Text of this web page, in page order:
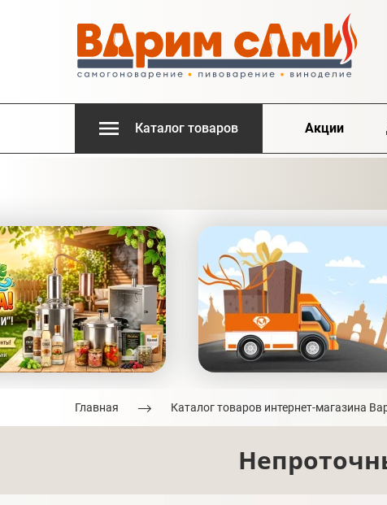
Каталог товаров Акции
Главная Каталог товаров интернет-магазина